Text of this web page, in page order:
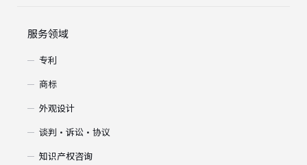
服务领域
专利
商标
外观设计
谈判・诉讼・协议
知识产权咨询